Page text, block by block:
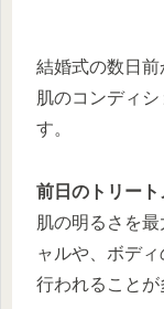
結婚式の数日
肌のコンディ
す。
前日のトリート
肌の明るさを
ャルや、ボデ
行われることが